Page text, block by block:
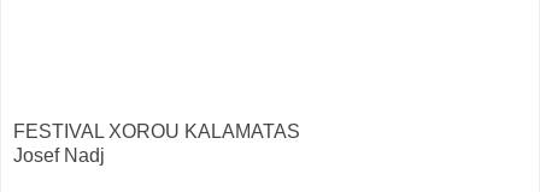
FESTIVAL XOROU KALAMATAS
Josef Nadj